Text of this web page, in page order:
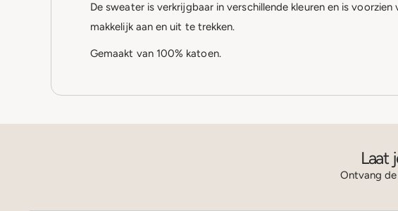
De sweater is verkrijgbaar in verschillende kleuren en is
makkelijk aan en uit te trekken.
Gemaakt van 100% katoen.
Laat
Ontvang